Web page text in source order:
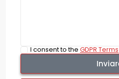
I consent to theGDPR Terms